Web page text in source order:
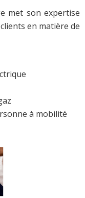
met son expertise
en matière de
à mobilité